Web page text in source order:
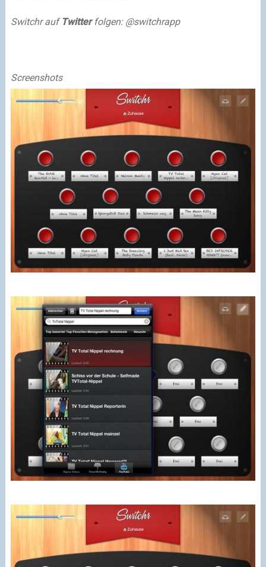
Switchr auf Twitterfolgen: @switchrapp
Screenshots